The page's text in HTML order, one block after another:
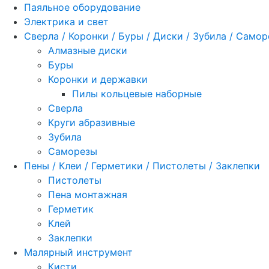
Паяльное оборудование
Электрика и свет
Сверла / Коронки / Буры / Диски / Зубила /
Алмазные диски
Буры
Коронки и державки
Пилы кольцевые наборные
Сверла
Круги абразивные
Зубила
Саморезы
Пены / Клеи / Герметики / Пистолеты / Заклепки
Пистолеты
Пена монтажная
Герметик
Клей
Заклепки
Малярный инструмент
Кисти